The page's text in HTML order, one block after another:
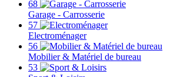
68
Garage - Carrosserie
57
Electroménager
56
Mobilier & Matériel de bureau
53